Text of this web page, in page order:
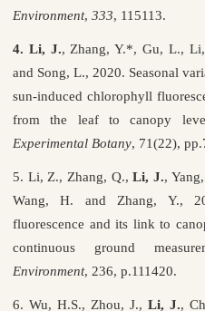
Environment, 333, 115113.
4. Li, J., Zhang, Y.*, Gu, L.,
and Song, L., 2020. Seasonal
sun-induced chlorophyll
from the leaf to canopy
Experimental Botany, 71(22),
5. Li, Z., Zhang, Q.,Li, J.,
Wang, H. and Zhang, Y.,
fluorescence and its link to
continuous ground
Environment, 236, p.111420.
6. Wu, H.S., Zhou, J., Li, J.,